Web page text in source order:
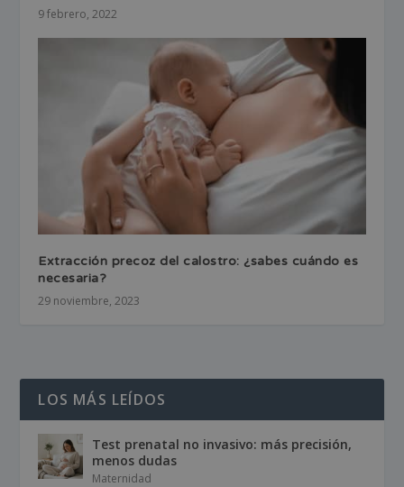
9 febrero, 2022
Extracción precoz del calostro: ¿sabes cuándo es
necesaria?
29 noviembre, 2023
LOS MÁS LEÍDOS
Test prenatal no invasivo: más precisión,
menos dudas
Maternidad